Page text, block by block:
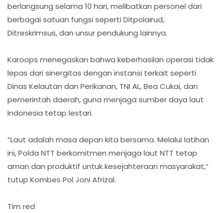
berlangsung selama 10 hari, melibatkan personel dari
berbagai satuan fungsi seperti Ditpolairud,
Ditreskrimsus, dan unsur pendukung lainnya.
Karoops menegaskan bahwa keberhasilan operasi tidak
lepas dari sinergitas dengan instansi terkait seperti
Dinas Kelautan dan Perikanan, TNI AL, Bea Cukai, dan
pemerintah daerah, guna menjaga sumber daya laut
Indonesia tetap lestari.
“Laut adalah masa depan kita bersama. Melalui latihan
ini, Polda NTT berkomitmen menjaga laut NTT tetap
aman dan produktif untuk kesejahteraan masyarakat,”
tutup Kombes Pol Joni Afrizal.
Tim red